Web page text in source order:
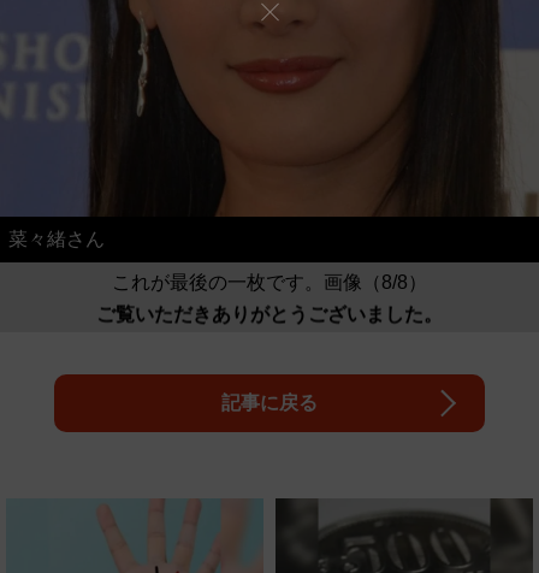
菜々緒さん
これが最後の一枚です。画像（8/8）
ご覧いただきありがとうございました。
記事に戻る